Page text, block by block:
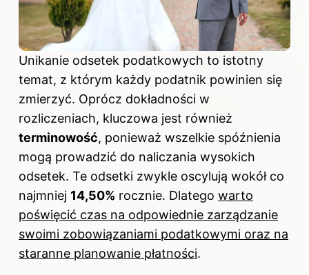
Unikanie odsetek podatkowych to istotny
temat, z którym każdy podatnik powinien się
zmierzyć. Oprócz dokładności w
rozliczeniach, kluczowa jest również
terminowość, ponieważ wszelkie spóźnienia
mogą prowadzić do naliczania wysokich
odsetek. Te odsetki zwykle oscylują wokół co
najmniej 14,50% rocznie. Dlatego warto
poświęcić czas na odpowiednie zarządzanie
swoimi zobowiązaniami podatkowymi oraz na
staranne planowanie płatności.